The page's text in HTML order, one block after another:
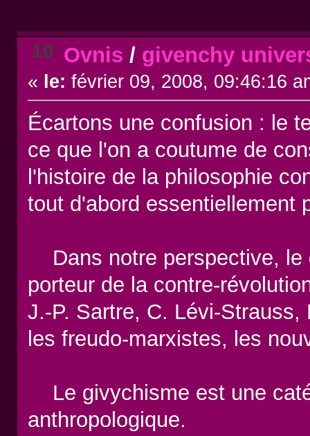
10 Ovnis / givenchy
« le: février 09, 2008, 09:46:16
Écartons une confusion : le
ce que l'on a coutume de
l'histoire de la philosophie
tout d'abord essentiellement
Dans notre perspective, le
porteur de la contre-
J.-P. Sartre, C. Lévi-
les freudo-marxistes, les
Le givychisme est une
anthropologique.